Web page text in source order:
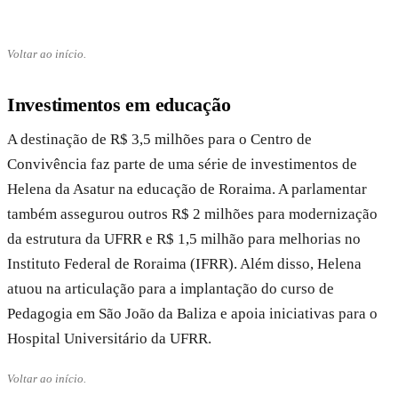
Voltar ao início.
Investimentos em educação
A destinação de R$ 3,5 milhões para o Centro de
Convivência faz parte de uma série de investimentos de
Helena da Asatur na educação de Roraima. A parlamentar
também assegurou outros R$ 2 milhões para modernização
da estrutura da UFRR e R$ 1,5 milhão para melhorias no
Instituto Federal de Roraima (IFRR). Além disso, Helena
atuou na articulação para a implantação do curso de
Pedagogia em São João da Baliza e apoia iniciativas para o
Hospital Universitário da UFRR.
Voltar ao início.